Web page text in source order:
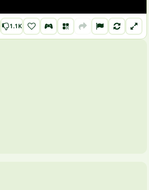
1.1K